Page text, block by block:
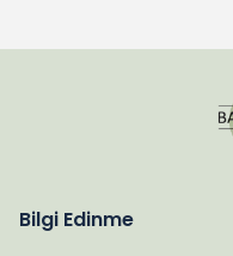
Bilgi Edinme